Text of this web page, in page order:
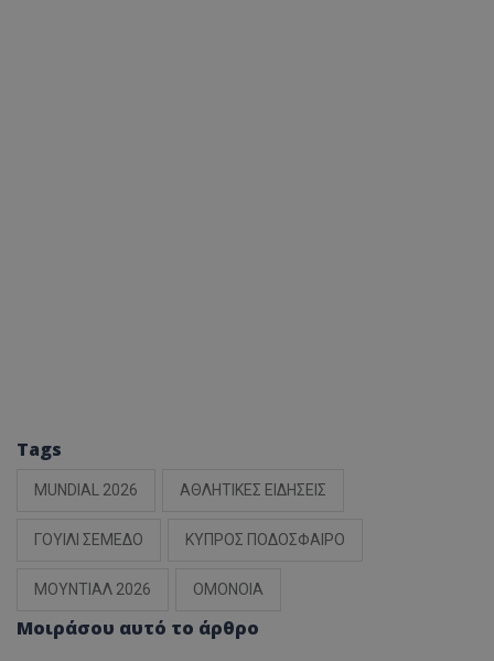
Tags
MUNDIAL 2026 ΑΘΛΗΤΙΚΕΣ ΕΙΔΗΣΕΙΣ
ΓΟΥΙΛΙ ΣΕΜΕΔΟ ΚΥΠΡΟΣ ΠΟΔΟΣΦΑΙΡΟ
ΜΟΥΝΤΙΑΛ 2026 ΟΜΟΝΟΙΑ
Μοιράσου αυτό το άρθρο